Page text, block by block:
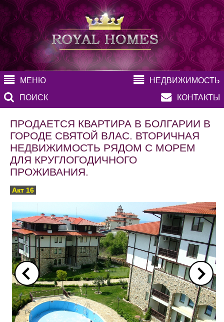
МЕНЮ
НЕДВИЖИМОСТЬ
ПОИСК
КОНТАКТЫ
ПРОДАЕТСЯ КВАРТИРА В БОЛГАРИИ В
ГОРОДЕ СВЯТОЙ ВЛАС. ВТОРИЧНАЯ
НЕДВИЖИМОСТЬ РЯДОМ С МОРЕМ
ДЛЯ КРУГЛОГОДИЧНОГО
ПРОЖИВАНИЯ.
Акт 16